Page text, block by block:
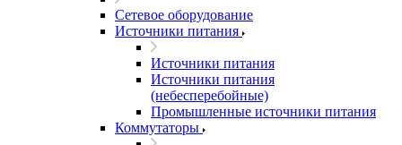
Сетевое оборудование
Источники питания
Источники питания
Источники питания
(небесперебойные)
Промышленные источники питания
Коммутаторы